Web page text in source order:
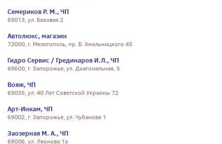
Семериков Р. М., ЧП
69013, ул. Базовая 2
Автолюкс, магазин
72000, г. Мелитополь, пр. Б. Хмельницкого 45
Гидро Сервис / Грединаров И.Л., ЧП
69600, г. Запорожье, ул. Диагональная, 5
Вояж, ЧП
69035, ул. 40 Лет Советской Украины 72
Арт-Инкам, ЧП
69002, г. Запорожье, ул. Чубанова 1
Заозерная М. А., ЧП
69006, ул. Леонова 1а